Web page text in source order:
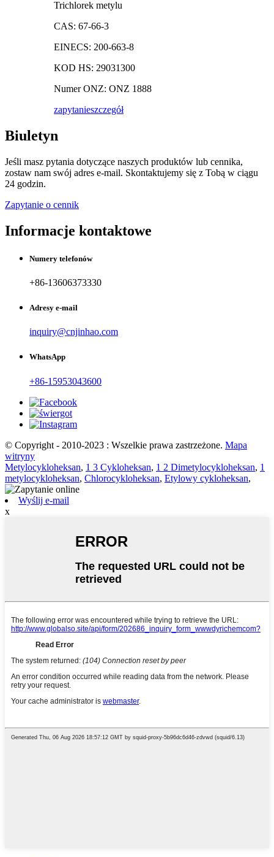
Trichlorek metylu
CAS: 67-66-3
EINECS: 200-663-8
KOD HS: 29031300
Numer ONZ: ONZ 1888
zapytanieszczegół
Biuletyn
Jeśli masz pytania dotyczące naszych produktów lub cennika,
zostaw nam swój adres e-mail. Skontaktujemy się z Tobą w ciągu
24 godzin.
Zapytanie o cennik
Informacje kontaktowe
Numery telefonów
+86-13606373330
Adresy e-mail
inquiry@cnjinhao.com
WhatsApp
+86-15953043600
© Copyright - 2010-2023 : Wszelkie prawa zastrzeżone. Mapa
witryny
Metylocykloheksan, 1 3 Cykloheksan, 1 2 Dimetylocykloheksan, 1
metylocykloheksan, Chlorocykloheksan, Etylowy cykloheksan,
Wyślij e-mail
x